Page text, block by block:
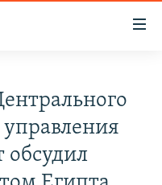
управления